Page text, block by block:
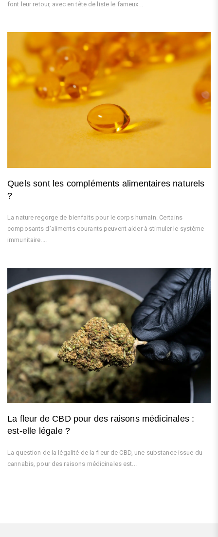
font leur retour, avec en tête de liste le fameux...
Quels sont les compléments alimentaires naturels
?
La nature regorge de bienfaits pour le corps humain. Certains
composants d’aliments courants peuvent aider à stimuler le système
immunitaire....
La fleur de CBD pour des raisons médicinales :
est-elle légale ?
La question de la légalité de la fleur de CBD, une substance issue du
cannabis, pour des raisons médicinales est...